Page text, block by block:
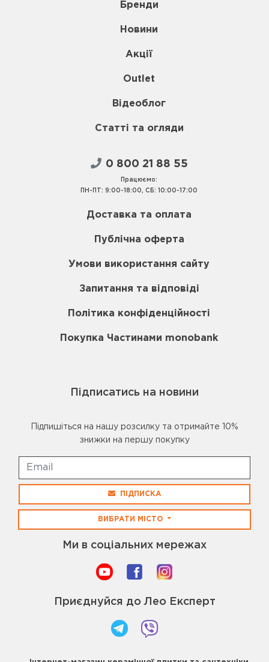
Бренди
Новини
Акції
Outlet
Відеоблог
Статті та огляди
0 800 21 88 55
Працюємо:
ПН-ПТ: 9:00-18:00, СБ: 10:00-17:00
Доставка та оплата
Публічна оферта
Умови використання сайту
Запитання та відповіді
Політика конфіденційності
Покупка Частинами monobank
Підписатись на новини
Підпишіться на нашу розсилку та отримайте 10%
знижки на першу покупку
ПІДПИСКА
ВИБРАТИ МІСТО
Ми в соціальних мережах
Приєднуйся до Лео Експерт